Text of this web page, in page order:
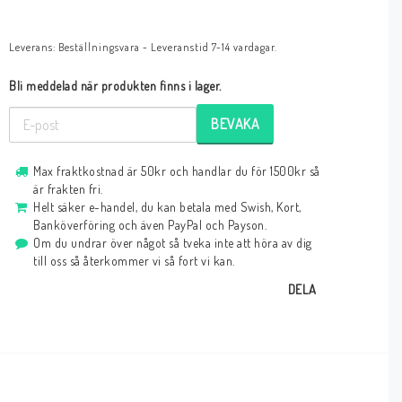
Leverans: Beställningsvara - Leveranstid 7-14 vardagar.
Bli meddelad när produkten finns i lager.
BEVAKA
Max fraktkostnad är 50kr och handlar du för 1500kr så
är frakten fri.
Helt säker e-handel, du kan betala med Swish, Kort,
Banköverföring och även PayPal och Payson.
Om du undrar över något så tveka inte att höra av dig
till oss så återkommer vi så fort vi kan.
DELA